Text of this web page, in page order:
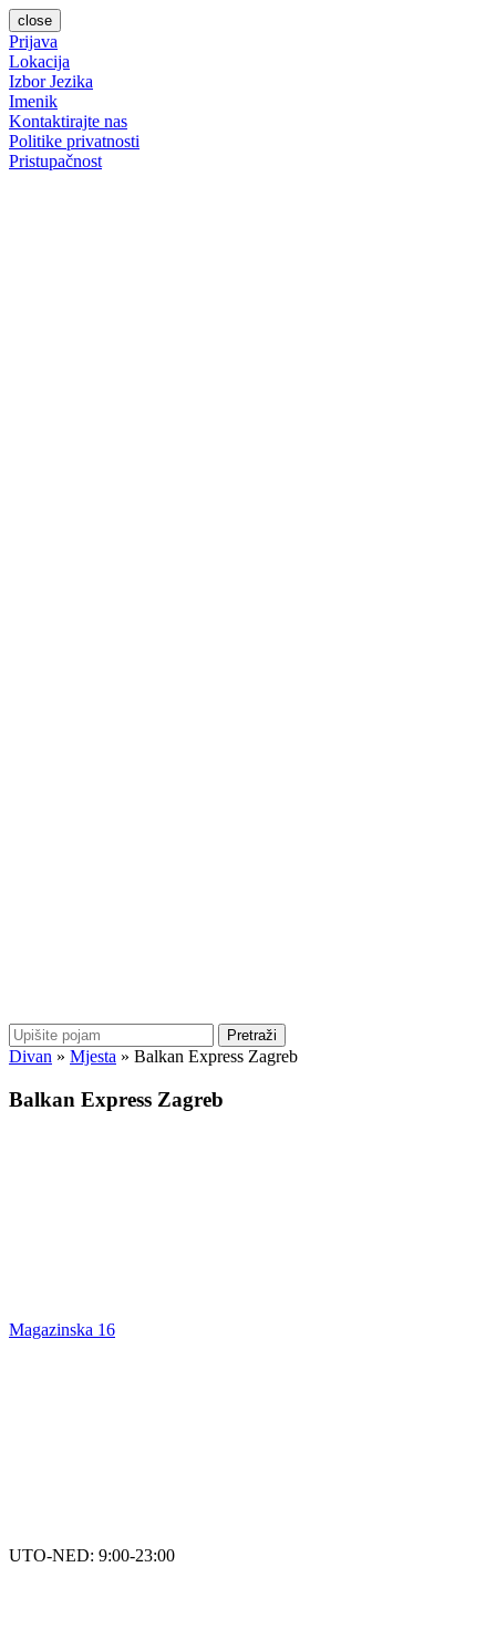
close
Prijava
Lokacija
Izbor Jezika
Imenik
Kontaktirajte nas
Politike privatnosti
Pristupačnost
Pretraži
Divan » Mjesta » Balkan Express Zagreb
Balkan Express Zagreb
Magazinska 16
UTO-NED: 9:00-23:00